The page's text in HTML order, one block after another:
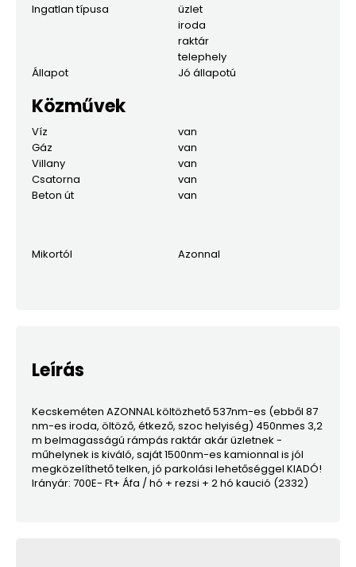
Ingatlan típusa
üzlet
iroda
raktár
telephely
Állapot
Jó állapotú
Közművek
Víz
van
Gáz
van
Villany
van
Csatorna
van
Beton út
van
Mikortól Azonnal
Leírás
Kecskeméten AZONNAL költözhető 537nm-es (ebből 87
nm-es iroda, öltöző, étkező, szoc helyiség) 450nmes 3,2
m belmagasságú rámpás raktár akár üzletnek -
műhelynek is kiváló, saját 1500nm-es kamionnal is jól
megközelíthető telken, jó parkolási lehetőséggel KIADÓ!
Irányár: 700E- Ft+ Áfa / hó + rezsi + 2 hó kaució (2332)